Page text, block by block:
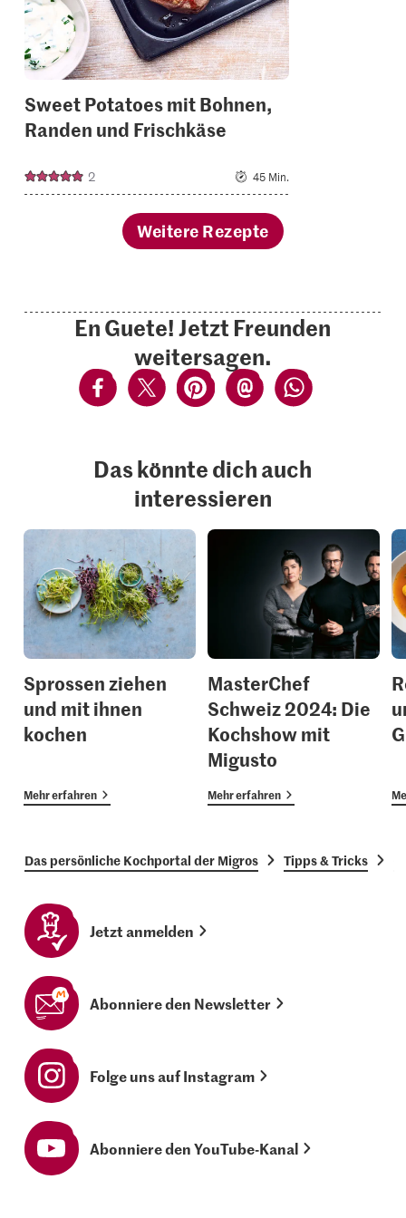
Sweet Potatoes mit Bohnen,
Randen und Frischkäse
2 45 Min.
Weitere Rezepte
En Guete! Jetzt Freunden
weitersagen.
Das könnte dich auch
interessieren
Sprossen ziehen
und mit ihnen
kochen
Mehr erfahren
MasterChef
Schweiz 2024: Die
Kochshow mit
Migusto
Mehr erfahren
Das persönliche Kochportal der Migros Tipps & Tricks
Jetzt anmelden
Abonniere den Newsletter
Folge uns auf Instagram
Abonniere den YouTube-Kanal